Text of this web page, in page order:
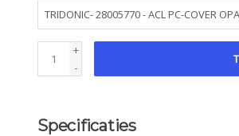
+
-
Specificaties